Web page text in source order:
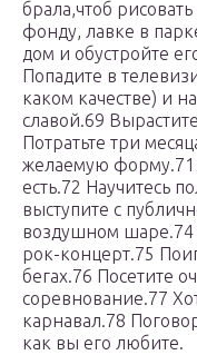
брала,чтоб
фонду, лавке в
дом и обустройте
Попадите в
каком качестве) и
славой.69
Потратьте три
желаемую форму.71
есть.72 Научитесь
выступите с
воздушном шаре.74
рок-концерт.75
бегах.76 Посетите
соревнование.77
карнавал.78
как вы его любите.